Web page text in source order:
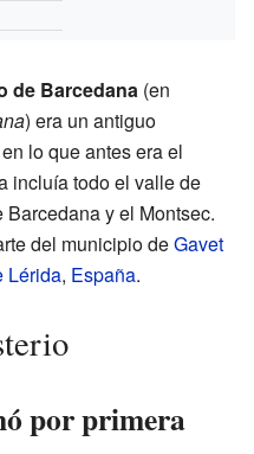
de Barcedana (en
) era un antiguo
lo que antes era el
incluía todo el valle de
y el Montsec.
del municipio deGavet
Lérida, España.
por primera